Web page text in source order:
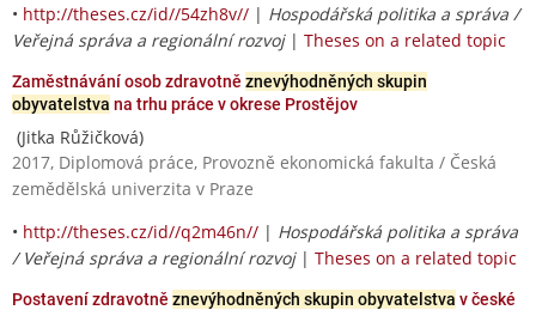
• http://theses.cz/id//54zh8v// | Hospodářská politika a správa /
Veřejná správa a regionální rozvoj| Theses on a related topic
Zaměstnávání osob zdravotně znevýhodněných skupin
obyvatelstva na trhu práce v okrese Prostějov
(Jitka Růžičková)
2017, Diplomová práce, Provozně ekonomická fakulta / Česká
zemědělská univerzita v Praze
• http://theses.cz/id//q2m46n// | Hospodářská politika a správa
/ Veřejná správa a regionální rozvoj| Theses on a related topic
Postavení zdravotně znevýhodněných skupin obyvatelstva v české